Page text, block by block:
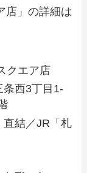
店」の詳細は
クエア店
条西3丁目1-
直結／JR「札